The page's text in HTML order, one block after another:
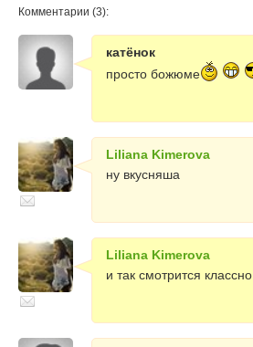
Комментарии (3):
катёнок
просто божюме
Liliana Kimerova
ну вкусняша
Liliana Kimerova
и так смотрится классно